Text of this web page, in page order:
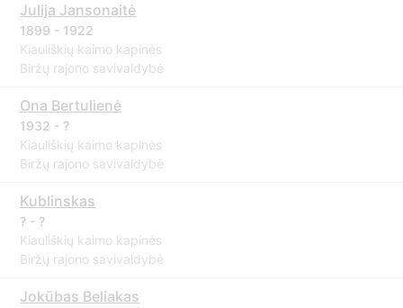
Julija Jansonaitė
1899 - 1922
Kiauliškių kaimo kapinės
Biržų rajono savivaldybė
Ona Bertulienė
1932 - ?
Kiauliškių kaimo kapinės
Biržų rajono savivaldybė
Kublinskas
? - ?
Kiauliškių kaimo kapinės
Biržų rajono savivaldybė
Jokūbas Beliakas